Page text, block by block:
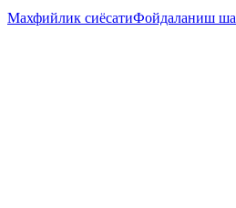
Махфийлик сиёсатиФойдаланиш